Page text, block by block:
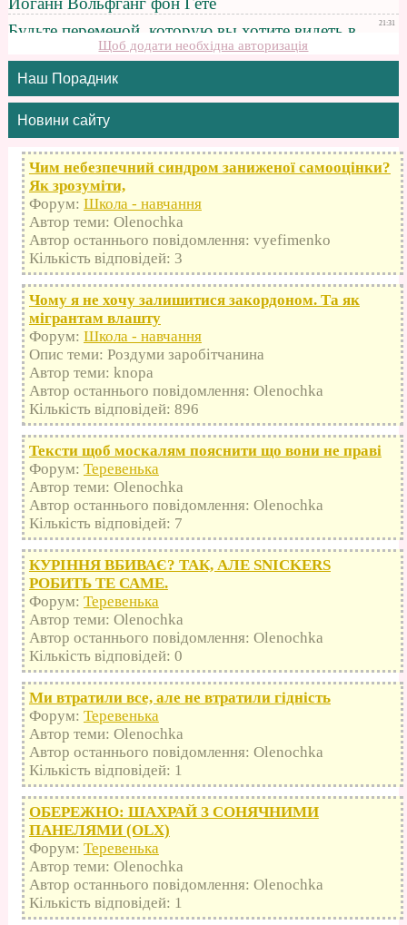
Щоб додати необхідна авторизація
Наш Порадник
Новини сайту
Чим небезпечний синдром заниженої самооцінки?
Як зрозуміти,
Форум: Школа - навчання
Автор теми: Olenochka
Автор останнього повідомлення: vyefimenko
Кількість відповідей: 3
Чому я не хочу залишитися закордоном. Та як
мігрантам влашту
Форум: Школа - навчання
Опис теми: Роздуми заробітчанина
Автор теми: knopa
Автор останнього повідомлення: Olenochka
Кількість відповідей: 896
Тексти щоб москалям пояснити що вони не праві
Форум: Теревенька
Автор теми: Olenochka
Автор останнього повідомлення: Olenochka
Кількість відповідей: 7
КУРІННЯ ВБИВАЄ? ТАК, АЛЕ SNICKERS
РОБИТЬ ТЕ САМЕ.
Форум: Теревенька
Автор теми: Olenochka
Автор останнього повідомлення: Olenochka
Кількість відповідей: 0
Ми втратили все, але не втратили гідність
Форум: Теревенька
Автор теми: Olenochka
Автор останнього повідомлення: Olenochka
Кількість відповідей: 1
ОБЕРЕЖНО: ШАХРАЙ З СОНЯЧНИМИ
ПАНЕЛЯМИ (OLX)
Форум: Теревенька
Автор теми: Olenochka
Автор останнього повідомлення: Olenochka
Кількість відповідей: 1